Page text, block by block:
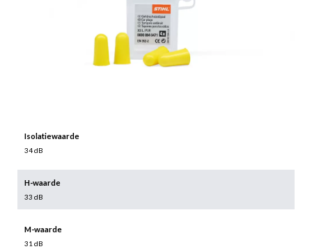
Isolatiewaarde
34 dB
H-waarde
33 dB
M-waarde
31 dB